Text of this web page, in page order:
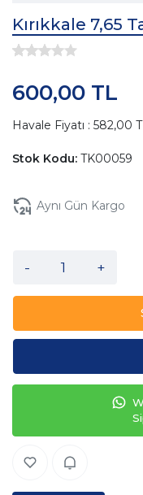
Kırıkkale 7,65
600,00 TL
Havale Fiyatı : 582,00
Stok Kodu: TK00059
Aynı Gün Kargo
- +